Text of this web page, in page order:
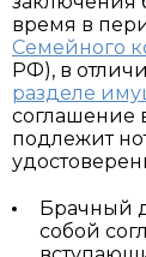
время в
Семейного
РФ), в
разделе
соглашение
подлежит
Брачный
собой